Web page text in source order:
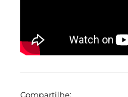
Compartilhe: